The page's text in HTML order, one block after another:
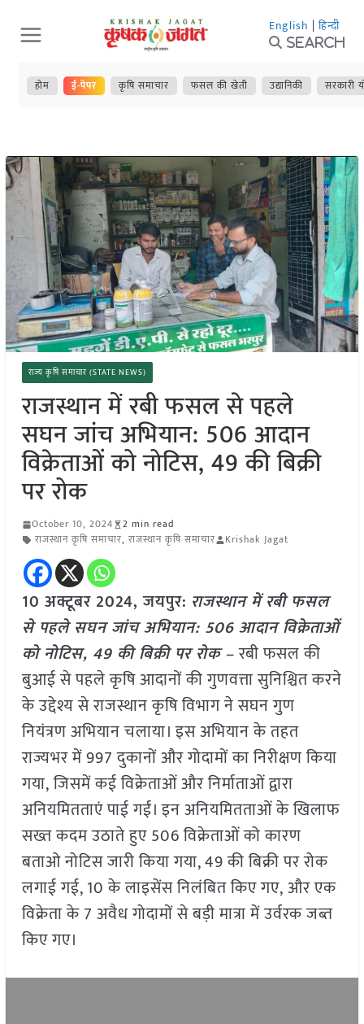
Skip
to
content
English | हिन्दी
Search
होम ई-पेपर कृषि समाचार फसल की खेती उद्यानिकी सरकारी
राज्य कृषि समाचार (STATE NEWS)
राजस्थान में रबी फसल से पहले
सघन जांच अभियान: 506 आदान
विक्रेताओं को नोटिस, 49 की बिक्री
पर रोक
October 10, 2024
2 min read
राजस्थान कृषि समाचार, राजस्थान कृषि समाचार Krishak Jagat
10 अक्टूबर 2024, जयपुर: राजस्थान में रबी फसल
से पहले सघन जांच अभियान: 506 आदान विक्रेताओं
को नोटिस, 49 की बिक्री पर रोक –रबी फसल की
बुआई से पहले कृषि आदानों की गुणवत्ता सुनिश्चित करने
के उद्देश्य से राजस्थान कृषि विभाग ने सघन गुण
नियंत्रण अभियान चलाया। इस अभियान के तहत
राज्यभर में 997 दुकानों और गोदामों का निरीक्षण किया
गया, जिसमें कई विक्रेताओं और निर्माताओं द्वारा
अनियमितताएं पाई गईं। इन अनियमितताओं के खिलाफ
सख्त कदम उठाते हुए 506 विक्रेताओं को कारण
बताओ नोटिस जारी किया गया, 49 की बिक्री पर रोक
लगाई गई, 10 के लाइसेंस निलंबित किए गए, और एक
विक्रेता के 7 अवैध गोदामों से बड़ी मात्रा में उर्वरक जब्त
किए गए।